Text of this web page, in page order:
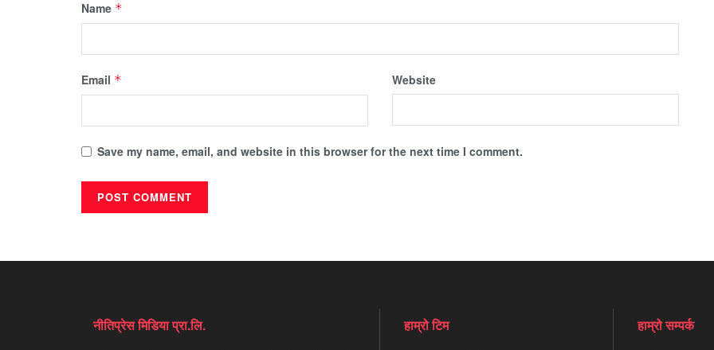
Name *
Email * Website
Save my name, email, and website in this browser for the next time I comment.
नीतिप्रेस मिडिया प्रा.लि. हाम्रो टिम हाम्रो सम्पर्क